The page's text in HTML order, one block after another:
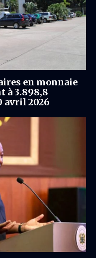
en monnaie
à 3.898,8
avril 2026